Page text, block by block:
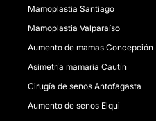
Mamoplastia Santiago
Mamoplastia Valparaíso
Aumento de mamas Concepción
Asimetría mamaria Cautín
Cirugía de senos Antofagasta
Aumento de senos Elqui